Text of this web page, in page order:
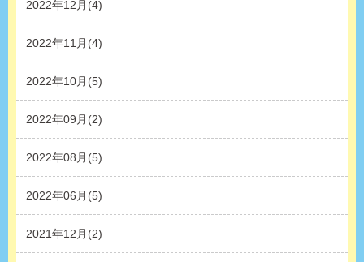
2022年12月(4)
2022年11月(4)
2022年10月(5)
2022年09月(2)
2022年08月(5)
2022年06月(5)
2021年12月(2)